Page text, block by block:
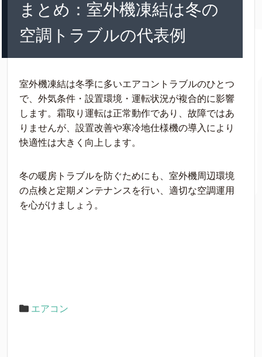
まとめ：室外機凍結は冬の
空調トラブルの代表例
室外機凍結は冬季に多いエアコントラブルのひとつ
で、外気条件・設置環境・運転状況が複合的に影響
します。霜取り運転は正常動作であり、故障ではあ
りませんが、設置改善や寒冷地仕様機の導入により
快適性は大きく向上します。
冬の暖房トラブルを防ぐためにも、室外機周辺環境
の点検と定期メンテナンスを行い、適切な空調運用
を心がけましょう。
エアコン